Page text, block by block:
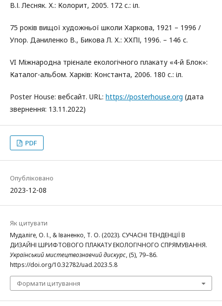
В.І. Лесняк. Х.: Колорит, 2005. 172 с.: іл.
75 років вищої художньої школи Харкова, 1921 – 1996 /
Упор. Даниленко В., Бикова Л. Х.: ХХПІ, 1996. – 146 с.
VI Міжнародна трієнале екологічного плакату «4-й Блок»:
Каталог-альбом. Харків: Константа, 2006. 180 с.: іл.
Poster House: вебсайт. URL: https://posterhouse.org (дата
звернення: 13.11.2022)
PDF
Опубліковано
2023-12-08
Як цитувати
Мудаліге, О. І., & Іваненко, Т. О. (2023). СУЧАСНІ ТЕНДЕНЦІЇ В
ДИЗАЙНІ ШРИФТОВОГО ПЛАКАТУ ЕКОЛОГІЧНОГО СПРЯМУВАННЯ.
Український мистецтвознавчий дискурс, (5), 79–86.
https://doi.org/10.32782/uad.2023.5.8
Формати цитування